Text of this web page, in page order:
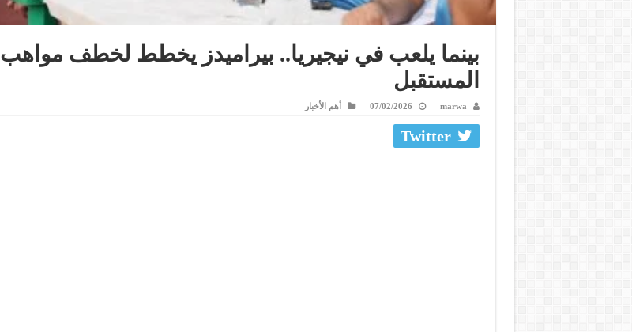
بينما يلعب في نيجيريا.. بيراميدز يخطط لخطف مواهب
المستقبل
marwa
07/02/2026 أهم الأخبار
Twitter